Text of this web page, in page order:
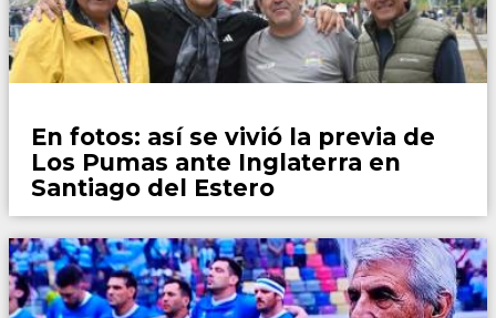
En fotos: así se vivió la previa de
Los Pumas ante Inglaterra en
Santiago del Estero